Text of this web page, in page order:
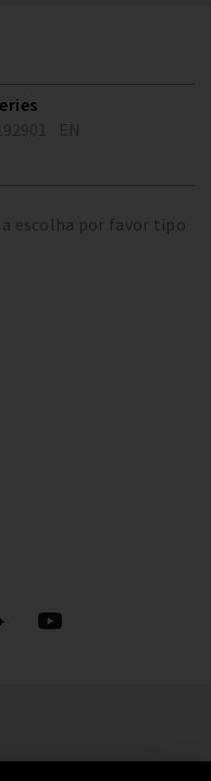
escolha por favor tipo